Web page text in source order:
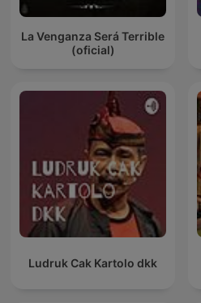
La Venganza Será Terrible
(oficial)
Ludruk Cak Kartolo dkk